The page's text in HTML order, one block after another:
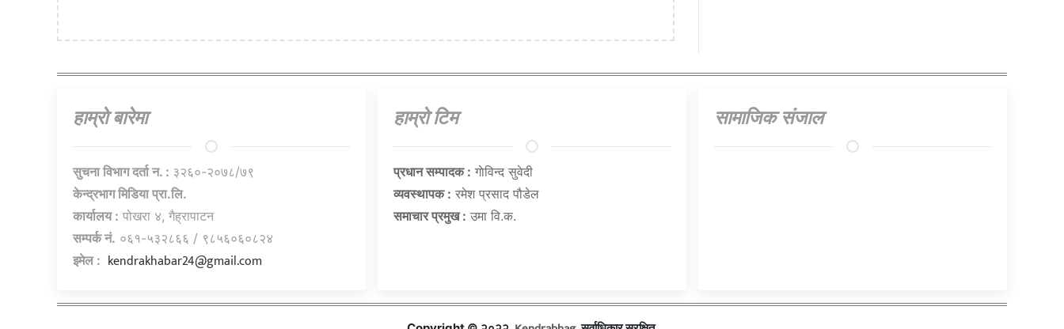
हाम्राे बारेमा
सुचना विभाग दर्ता न. : ३२६०-२०७८/७९
केन्द्रभाग मिडिया प्रा.लि.
कार्यालय : पोखरा ४, गैह्रापाटन
सम्पर्क नं. ०६१-५३२८६६ / ९८५६०६०८२४
इमेल : kendrakhabar24@gmail.com
हाम्राे टिम
प्रधान सम्पादक : गाेविन्द सुवेदी
व्यवस्थापक : रमेश प्रसाद पौडेल
समाचार प्रमुख : उमा वि.क.
सामाजिक संजाल